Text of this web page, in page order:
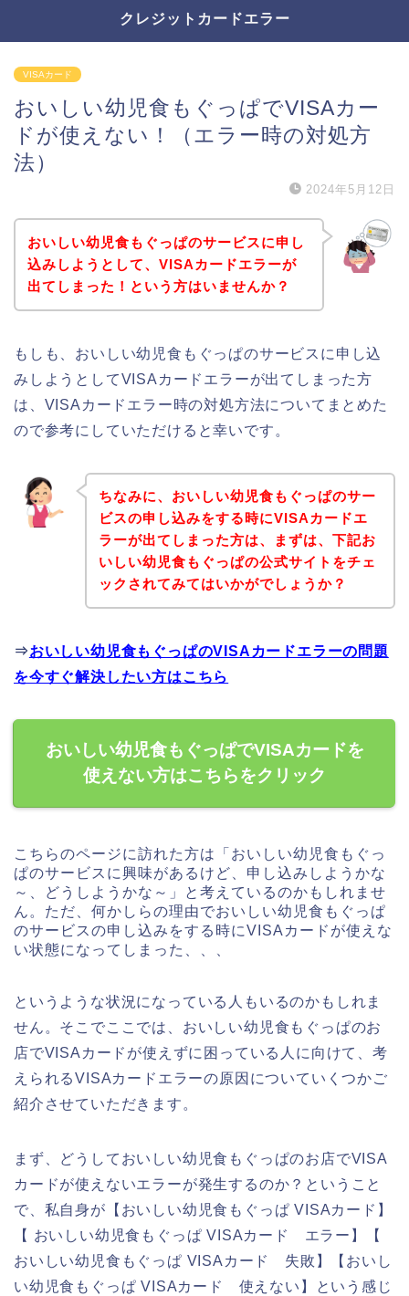
クレジットカードエラー
VISAカード
おいしい幼児食もぐっぱでVISAカー
ドが使えない！（エラー時の対処方
法）
2024年5月12日
おいしい幼児食もぐっぱのサービスに申し
込みしようとして、VISAカードエラーが
出てしまった！という方はいませんか？
もしも、おいしい幼児食もぐっぱのサービスに申し込
みしようとしてVISAカードエラーが出てしまった方
は、VISAカードエラー時の対処方法についてまとめた
ので参考にしていただけると幸いです。
ちなみに、おいしい幼児食もぐっぱのサー
ビスの申し込みをする時にVISAカードエ
ラーが出てしまった方は、まずは、下記お
いしい幼児食もぐっぱの公式サイトをチェ
ックされてみてはいかがでしょうか？
⇒おいしい幼児食もぐっぱのVISAカードエラーの問題
を今すぐ解決したい方はこちら
おいしい幼児食もぐっぱでVISAカードを
使えない方はこちらをクリック
こちらのページに訪れた方は「おいしい幼児食もぐっ
ぱのサービスに興味があるけど、申し込みしようかな
～、どうしようかな～」と考えているのかもしれませ
ん。ただ、何かしらの理由でおいしい幼児食もぐっぱ
のサービスの申し込みをする時にVISAカードが使えな
い状態になってしまった、、、
というような状況になっている人もいるのかもしれま
せん。そこでここでは、おいしい幼児食もぐっぱのお
店でVISAカードが使えずに困っている人に向けて、考
えられるVISAカードエラーの原因についていくつかご
紹介させていただきます。
まず、どうしておいしい幼児食もぐっぱのお店でVISA
カードが使えないエラーが発生するのか？ということ
で、私自身が【おいしい幼児食もぐっぱ VISAカード】
【 おいしい幼児食もぐっぱ VISAカード エラー】【
おいしい幼児食もぐっぱ VISAカード 失敗】【おいし
い幼児食もぐっぱ VISAカード 使えない】という感じ